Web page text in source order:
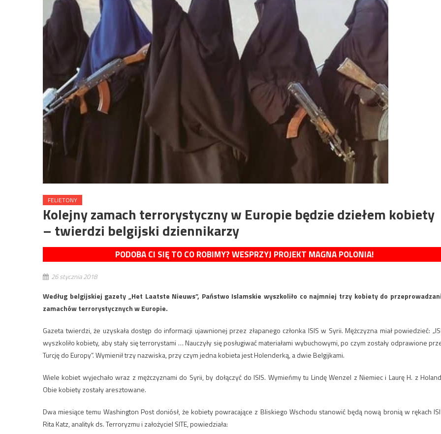
FELIETONY
Kolejny zamach terrorystyczny w Europie będzie dziełem kobiety
– twierdzi belgijski dziennikarzy
PODOBA CI SIĘ TO CO ROBIMY? WESPRZYJ PROJEKT MAGNA POLONIA!
26 stycznia 2018
Według belgijskiej gazety „Het Laatste Nieuws”, Państwo Islamskie wyszkoliło co najmniej trzy kobiety do
zamachów terrorystycznych w Europie.
Gazeta twierdzi, że uzyskała dostęp do informacji ujawnionej przez złapanego członka ISIS w Syrii. Mężczyzna miał powiedzieć:
wyszkoliło kobiety, aby stały się terrorystami … Nauczyły się posługiwać materiałami wybuchowymi, po czym zostały odprawione
Turcję do Europy”. Wymienił trzy nazwiska, przy czym jedna kobieta jest Holenderką, a dwie Belgijkami.
Wiele kobiet wyjechało wraz z mężczyznami do Syrii, by dołączyć do ISIS. Wymieńmy tu Lindę Wenzel z Niemiec i Laurę H. z
Obie kobiety zostały aresztowane.
Dwa miesiące temu Washington Post doniósł, że kobiety powracające z Bliskiego Wschodu stanowić będą nową bronią w rękach
Rita Katz, analityk ds. Terroryzmu i założyciel SITE, powiedziała: